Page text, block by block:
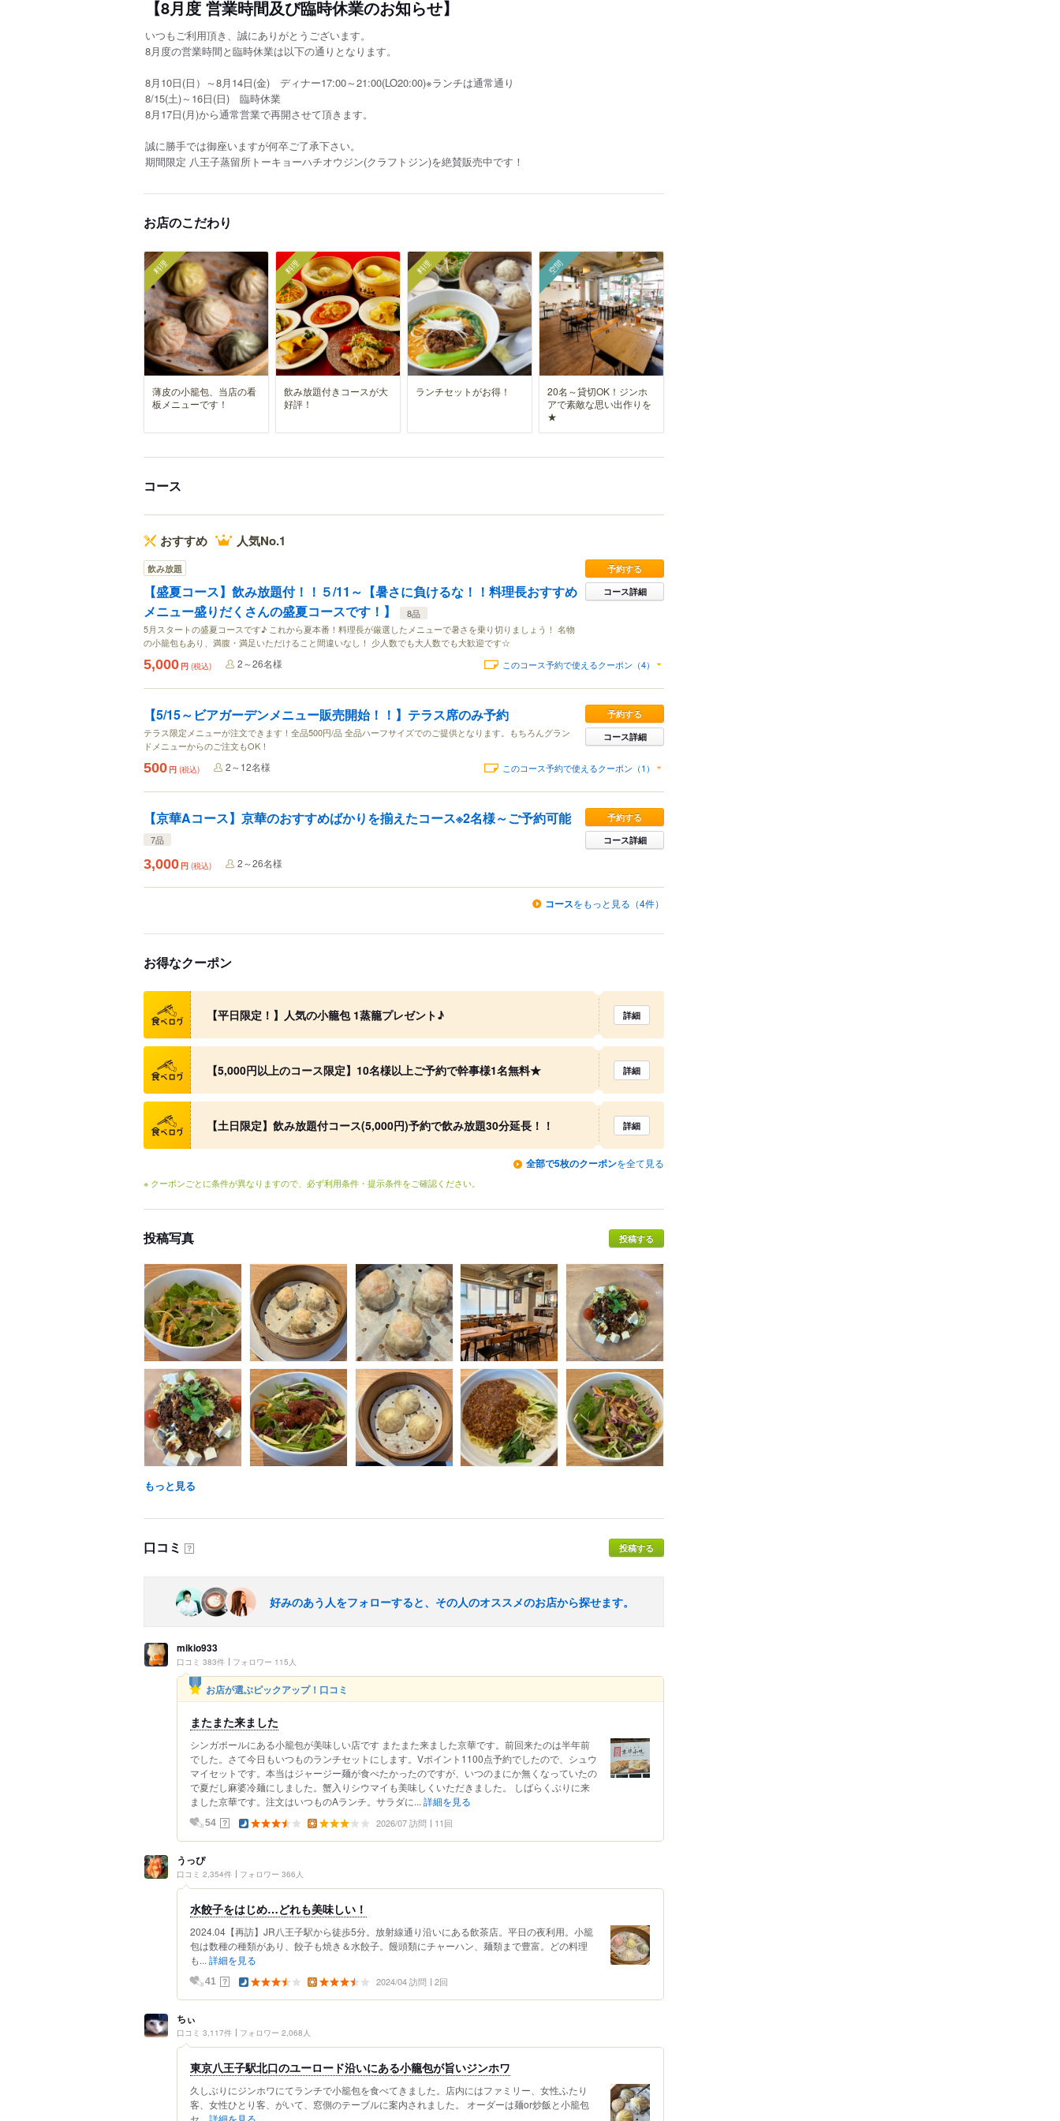
【8月度 営業時間及び臨時休業のお知らせ】
いつもご利用頂き、誠にありがとうございます。
8月度の営業時間と臨時休業は以下の通りとなります。
8月10日(日）～8月14日(金) ディナー17:00～21:00(LO20:00)※ランチは通常通り
8/15(土)～16日(日) 臨時休業
8月17日(月)から通常営業で再開させて頂きます。
誠に勝手では御座いますが何卒ご了承下さい。
期間限定 八王子蒸留所トーキョーハチオウジン(クラフトジン)を絶賛販売中です！
お店のこだわり
料理
薄皮の小籠包、当店の看
板メニューです！
料理
飲み放題付きコースが大
好評！
料理
ランチセットがお得！
空間
20名～貸切OK！ジンホ
アで素敵な思い出作りを
★
コース
おすすめ 人気No.1
飲み放題
【盛夏コース】飲み放題付！！５/11～【暑さに負けるな！！料理長おすすめ
メニュー盛りだくさんの盛夏コースです！】
8品
5月スタートの盛夏コースです♪ これから夏本番！料理長が厳選したメニューで暑さを乗り切りましょう！ 名物
の小籠包もあり、満腹・満足いただけること間違いなし！ 少人数でも大人数でも大歓迎です☆
予約する
コース詳細
5,000 円 (税込) 2～26名様 このコース予約で使えるクーポン（4）
【5/15～ビアガーデンメニュー販売開始！！】テラス席のみ予約
テラス限定メニューが注文できます！全品500円/品 全品ハーフサイズでのご提供となります。もちろんグラン
ドメニューからのご注文もOK！
予約する
コース詳細
500 円 (税込) 2～12名様 このコース予約で使えるクーポン（1）
【京華Aコース】京華のおすすめばかりを揃えたコース※2名様～ご予約可能
7品
予約する
コース詳細
3,000 円 (税込) 2～26名様
コースをもっと見る（4件）
お得なクーポン
クーポン
【平日限定！】人気の小籠包 1蒸籠プレゼント♪ 詳細
クーポン
【5,000円以上のコース限定】10名様以上ご予約で幹事様1名無料★ 詳細
クーポン
【土日限定】飲み放題付コース(5,000円)予約で飲み放題30分延長！！ 詳細
全部で5枚のクーポンを全て見る
※ クーポンごとに条件が異なりますので、必ず利用条件・提示条件をご確認ください。
投稿写真 投稿する
もっと見る
口コミ ？ 投稿する
好みのあう人をフォローすると、その人のオススメのお店から探せます。
mikio933
口コミ 383件 フォロワー 115人
お店が選ぶピックアップ！口コミ
またまた来ました
シンガポールにある小籠包が美味しい店です またまた来ました京華です。前回来たのは半年前
でした。さて今日もいつものランチセットにします。Vポイント1100点予約でしたので、シュウ
マイセットです。本当はジャージー麺が食べたかったのですが、いつのまにか無くなっていたの
で夏だし麻婆冷麺にしました。蟹入りシウマイも美味しくいただきました。 しばらくぶりに来
ました京華です。注文はいつものAランチ。サラダに... 詳細を見る
54 ？ 2026/07 訪問 11回
うっぴ
口コミ 2,354件 フォロワー 366人
水餃子をはじめ…どれも美味しい！
2024.04【再訪】JR八王子駅から徒歩5分。放射線通り沿いにある飲茶店。平日の夜利用。小籠
包は数種の種類があり、餃子も焼き＆水餃子。饅頭類にチャーハン、麺類まで豊富。どの料理
も... 詳細を見る
41 ？ 2024/04 訪問 2回
ちぃ
口コミ 3,117件 フォロワー 2,068人
東京八王子駅北口のユーロード沿いにある小籠包が旨いジンホワ
久しぶりにジンホワにてランチで小籠包を食べてきました。店内にはファミリー、女性ふたり
客、女性ひとり客、がいて、窓側のテーブルに案内されました。 オーダーは麺or炒飯と小籠包
セ... 詳細を見る